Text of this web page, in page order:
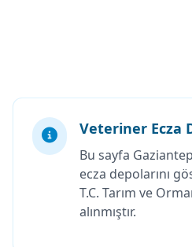
Veteriner Ecza
Bu sayfa
ecza depolarını
T.C. Tarım ve
alınmıştır.